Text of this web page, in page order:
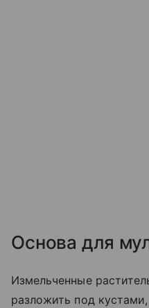
Основа для
Измельченные
разложить под